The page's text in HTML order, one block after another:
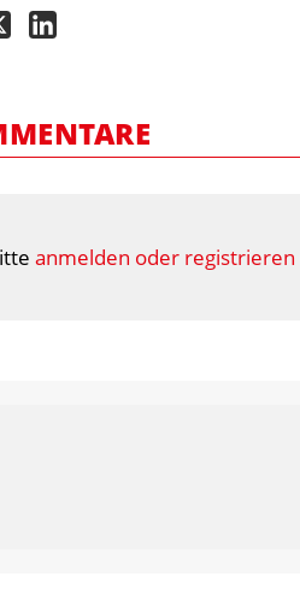
anmelden oder registrieren